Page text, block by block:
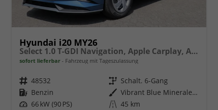
Hyundai i20 MY26
Select 1.0 T-GDI Navigation, Apple Carplay, Android Auto
sofort lieferbar Fahrzeug mit Tageszulassung
Fahrzeugnr. 48532 Getriebe Schalt. 6-Gang
Kraftstoff Benzin Außenfarbe
Vibrant Blue Mineraleffekt
Leistung 66 kW (90 PS) Kilometerstand 45 km